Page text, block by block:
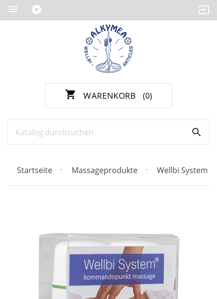

shopping_cart WARENKORB (0)

Startseite Massageprodukte Wellbi System